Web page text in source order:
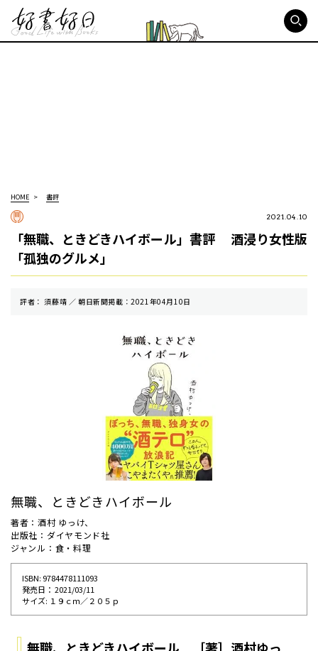
HOME 書評
2021.04.10
「無職、ときどきハイボール」書評 酒浸り女性版
「孤独のグルメ」
評者： 須藤靖 ／ 朝⽇新聞掲載：2021年04月10日
無職、ときどきハイボール
著者：酒村 ゆっけ、
出版社：ダイヤモンド社
ジャンル：食・料理
ISBN: 9784478111093
発売⽇： 2021/03/11
サイズ: １９ｃｍ／２０５ｐ